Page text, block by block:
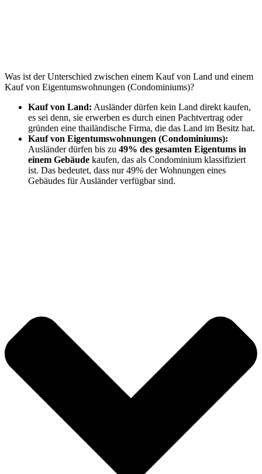
Was ist der Unterschied zwischen einem Kauf von Land und einem
Kauf von Eigentumswohnungen (Condominiums)?
Kauf von Land: Ausländer dürfen kein Land direkt kaufen,
es sei denn, sie erwerben es durch einen Pachtvertrag oder
gründen eine thailändische Firma, die das Land im Besitz hat.
Kauf von Eigentumswohnungen (Condominiums):
Ausländer dürfen bis zu 49% des gesamten Eigentums in
einem Gebäude kaufen, das als Condominium klassifiziert
ist. Das bedeutet, dass nur 49% der Wohnungen eines
Gebäudes für Ausländer verfügbar sind.